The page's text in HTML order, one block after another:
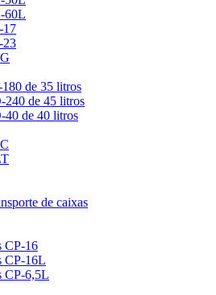
60L
17
23
de 35 litros
240 de 45 litros
40 de 40 litros
de caixas
CP-16
CP-16L
CP-6,5L